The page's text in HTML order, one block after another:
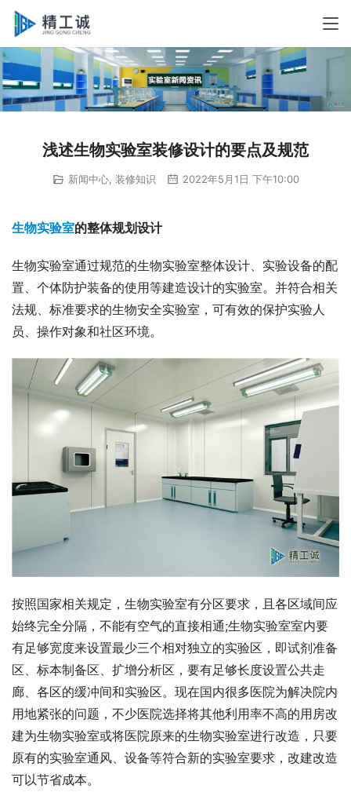
浅述生物实验室装修设计的要点及规范
新闻中心, 装修知识 2022年5月1日 下午10:00
生物实验室的整体规划设计
生物实验室通过规范的生物实验室整体设计、实验设备的配
置、个体防护装备的使用等建造设计的实验室。并符合相关
法规、标准要求的生物安全实验室，可有效的保护实验人
员、操作对象和社区环境。
按照国家相关规定，生物实验室有分区要求，且各区域间应
始终完全分隔，不能有空气的直接相通;生物实验室室内要
有足够宽度来设置最少三个相对独立的实验区，即试剂准备
区、标本制备区、扩增分析区，要有足够长度设置公共走
廊、各区的缓冲间和实验区。现在国内很多医院为解决院内
用地紧张的问题，不少医院选择将其他利用率不高的用房改
建为生物实验室或将医院原来的生物实验室进行改造，只要
原有的实验室通风、设备等符合新的实验室要求，改建改造
可以节省成本。